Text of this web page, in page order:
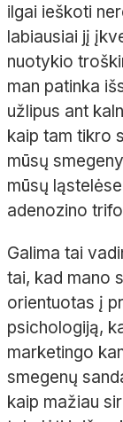
ilgai ieškoti
labiausiai jį
nuotykio
man patinka
užlipus ant
kaip tam tikro
mūsų
mūsų
adenozino
Galima tai
tai, kad mano
orientuotas į
psichologiją,
marketingo
smegenų
kaip mažiau